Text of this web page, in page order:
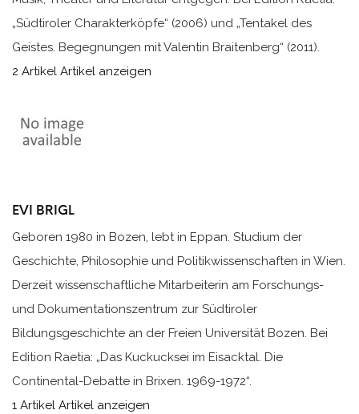
„Südtiroler Charakterköpfe“ (2006) und „Tentakel des
Geistes. Begegnungen mit Valentin Braitenberg“ (2011).
2 Artikel Artikel anzeigen
EVI BRIGL
Geboren 1980 in Bozen, lebt in Eppan. Studium der
Geschichte, Philosophie und Politikwissenschaften in Wien.
Derzeit wissenschaftliche Mitarbeiterin am Forschungs-
und Dokumentationszentrum zur Südtiroler
Bildungsgeschichte an der Freien Universität Bozen. Bei
Edition Raetia: „Das Kuckucksei im Eisacktal. Die
Continental-Debatte in Brixen. 1969-1972“.
1 Artikel Artikel anzeigen